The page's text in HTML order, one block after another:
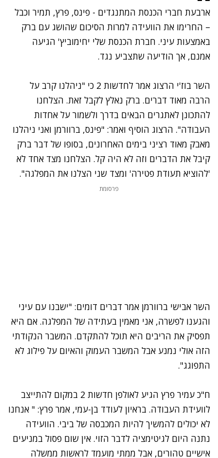
ארבעת חברי הכנסת המתנגדים - פינס, פרץ, תמיר וכבל
– החרימו את הוועידה למרות הסיכום שהושג עם ברק
באמצעות עיני. חברת הכנסת שלי יחימוביץ' הגיעה
אמנם, אך הודיעה שתצביע נגד.
השר בוז'י הרצוג אמר לחדשות 2 כי "ניהלנו קרב על
הרבה מאוד דברים. ברק נאלץ לקבל זאת. הצלחנו
להתכונן לאתגרים הבאים בדרך ולשמור על אחדות
העבודה". הרצוג הוסיף ואמר: "פינס, ברוורמן ואני ניהלנו
מאבק מאוד רציני בימים האחרונים, בסופו של דבר ברק
קיבל את הדברים וזה לא היה קל. הצלחנו מצד אחד לא
'להוציא תעודת פטירה' ומצד שני הצלנו את המפלגה".
פרסומת
השר אבישי ברוורמן אמר דברים דומים: "ישבנו עם עיני
והגענו לפשרה, אני מאמין בעתידה של המפלגה. אם היא
תפסיק את הריבים היא תוכל להתקדם. המשבר הנקודתי
הזה אולי נמנע אבל המשבר העמוק והאיום על פילוג לא
התפוגג".
ח"כ עמיר פרץ הגיע לאולפן חדשות 2 במקום להתייצב
לוועידת העבודה. בראיון לעודד בן-עמי, אמר פרץ: " אנחנו
לא יכולים להמשיך להיות המכבסה של ביבי. הוועידה
נתנה היום לגיטימציה לדבר הזוי. אין שום פסול במניעים
אישיים טהורים, אבל ממתי מועמד לראשות ממשלה